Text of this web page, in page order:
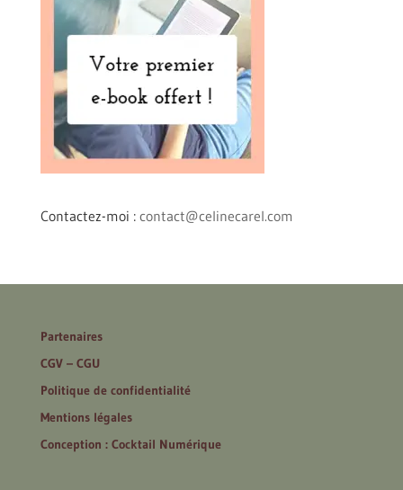
Contactez-moi : contact@celinecarel.com
Partenaires
CGV – CGU
Politique de confidentialité
Mentions légales
Conception : Cocktail Numérique